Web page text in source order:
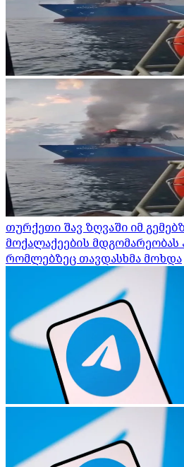
თურქეთი შავ ზღვაში იმ
მოქალაქეების მდგომარეობას
რომლებზეც თავდასხმა მოხდა